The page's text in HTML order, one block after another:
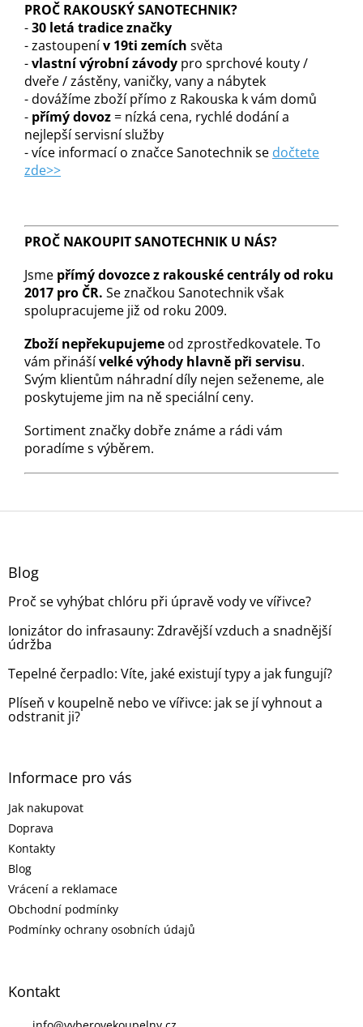
PROČ RAKOUSKÝ SANOTECHNIK?
-30 letá tradice značky
- zastoupenív 19ti zemích světa
-vlastní výrobní závody pro sprchové kouty /
dveře / zástěny, vaničky, vany a nábytek
- dovážíme zboží přímo z Rakouska k vám domů
- přímý dovoz= nízká cena, rychlé dodání a
nejlepší servisní služby
- více informací o značce Sanotechnik se dočtete
zde>>
PROČ NAKOUPIT SANOTECHNIK U NÁS?
Jsme přímý dovozce z rakouské centrály od roku
2017 pro ČR. Se značkou Sanotechnik však
spolupracujeme již od roku 2009.
Zboží nepřekupujeme od zprostředkovatele. To
vám přinášívelké výhody hlavně při servisu.
Svým klientům náhradní díly nejen seženeme, ale
poskytujeme jim na ně speciální ceny.
Sortiment značky dobře známe a rádi vám
poradíme s výběrem.
Z
Blog
Proč se vyhýbat chlóru při úpravě vody ve vířivce?
Ionizátor do infrasauny: Zdravější vzduch a snadnější
údržba
Tepelné čerpadlo: Víte, jaké existují typy a jak fungují?
Plíseň v koupelně nebo ve vířivce: jak se jí vyhnout a
odstranit ji?
Informace pro vás
Jak nakupovat
Doprava
Kontakty
Blog
Vrácení a reklamace
Obchodní podmínky
Podmínky ochrany osobních údajů
Kontakt